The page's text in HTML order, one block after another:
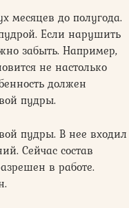
месяцев до полугода.
Если нарушить
забыть. Например,
не настолько
должен
пудры.
пудры. В нее входил
Сейчас состав
в работе.